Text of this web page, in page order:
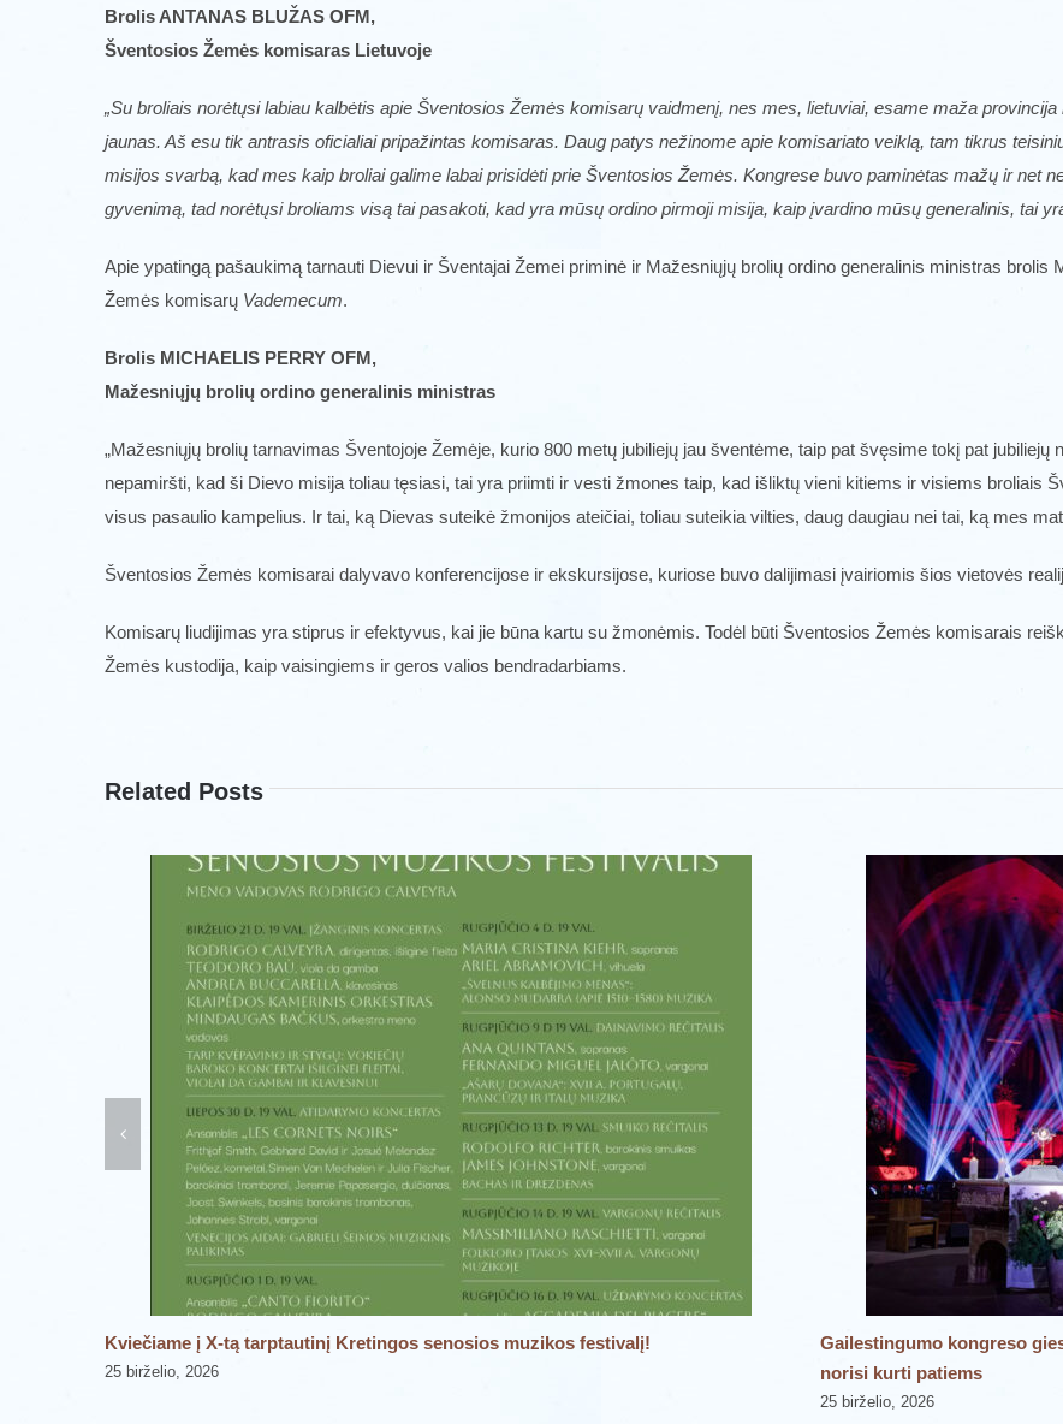
Brolis ANTANAS BLUŽAS OFM,
Šventosios Žemės komisaras Lietuvoje
„Su broliais norėtųsi labiau kalbėtis apie Šventosios Žemės komisarų vaidmenį, nes mes, lietuviai, esame maža
jaunas. Aš esu tik antrasis oficialiai pripažintas komisaras. Daug patys nežinome apie komisariato veiklą, tam tikrus
misijos svarbą, kad mes kaip broliai galime labai prisidėti prie Šventosios Žemės. Kongrese buvo paminėtas mažų ir net
gyvenimą, tad norėtųsi broliams visą tai pasakoti, kad yra mūsų ordino pirmoji misija, kaip įvardino mūsų generalinis, tai
Apie ypatingą pašaukimą tarnauti Dievui ir Šventajai Žemei priminė ir Mažesniųjų brolių ordino generalinis ministras
Žemės komisarų Vademecum.
Brolis MICHAELIS PERRY OFM,
Mažesniųjų brolių ordino generalinis ministras
„Mažesniųjų brolių tarnavimas Šventojoje Žemėje, kurio 800 metų jubiliejų jau šventėme, taip pat švęsime tokį pat
nepamiršti, kad ši Dievo misija toliau tęsiasi, tai yra priimti ir vesti žmones taip, kad išliktų vieni kitiems ir visiems broliais
visus pasaulio kampelius. Ir tai, ką Dievas suteikė žmonijos ateičiai, toliau suteikia vilties, daug daugiau nei tai, ką mes
Šventosios Žemės komisarai dalyvavo konferencijose ir ekskursijose, kuriose buvo dalijimasi įvairiomis šios vietovės
Komisarų liudijimas yra stiprus ir efektyvus, kai jie būna kartu su žmonėmis. Todėl būti Šventosios Žemės komisarais
Žemės kustodija, kaip vaisingiems ir geros valios bendradarbiams.
Related Posts
Kviečiame į X-tą tarptautinį Kretingos senosios muzikos festivalį!
25 birželio, 2026
Gailestingumo kongreso
norisi kurti patiems
25 birželio, 2026